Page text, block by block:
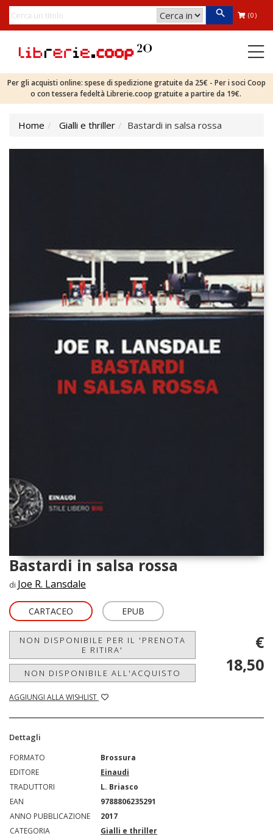
(0)
Per gli acquisti online: spese di spedizione gratuite da 25€ - Per i soci Coop
o con tessera fedeltà Librerie.coop gratuite a partire da 19€.
Home Gialli e thriller Bastardi in salsa rossa
Bastardi in salsa rossa
di Joe R. Lansdale
CARTACEO EPUB
NON DISPONIBILE PER IL 'PRENOTA
E RITIRA'
NON DISPONIBILE ALL'ACQUISTO
AGGIUNGI ALLA WISHLIST
€
18,50
Dettagli
FORMATO
Brossura
EDITORE
Einaudi
TRADUTTORI
L. Briasco
EAN
9788806235291
ANNO PUBBLICAZIONE
2017
CATEGORIA
Gialli e thriller